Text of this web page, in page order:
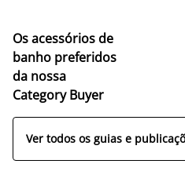
Os acessórios de
banho preferidos
da nossa
Category Buyer
Ver todos os guias e